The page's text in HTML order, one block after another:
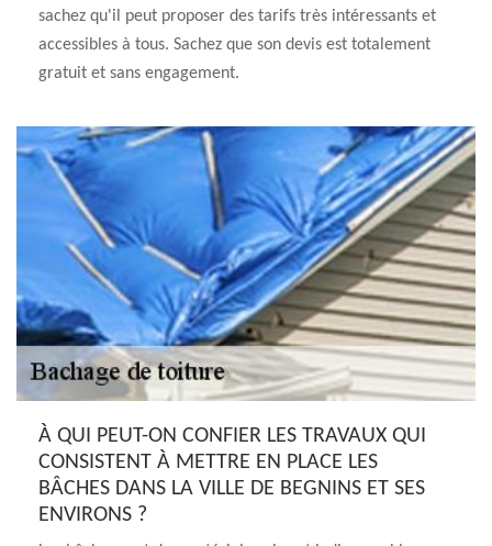
sachez qu'il peut proposer des tarifs très intéressants et
accessibles à tous. Sachez que son devis est totalement
gratuit et sans engagement.
À QUI PEUT-ON CONFIER LES TRAVAUX QUI
CONSISTENT À METTRE EN PLACE LES
BÂCHES DANS LA VILLE DE BEGNINS ET SES
ENVIRONS ?